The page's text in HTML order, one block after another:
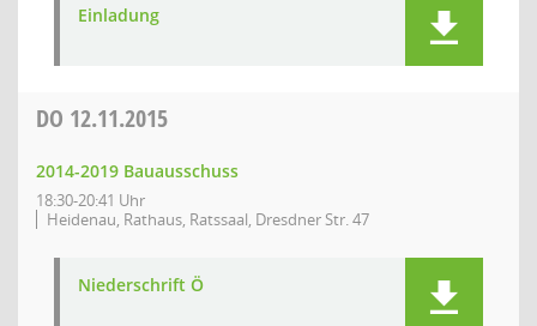
Einladung
DO 12.11.2015
2014-2019 Bauausschuss
18:30-20:41 Uhr
Heidenau, Rathaus, Ratssaal, Dresdner Str. 47
Niederschrift Ö